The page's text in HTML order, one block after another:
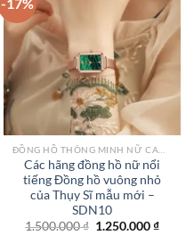
-17%
Add to
wishlist
ĐỒNG HỒ THÔNG MINH NỮ CAO CẤP NHẤT
Các hãng đồng hồ nữ nổi
tiếng Đồng hồ vuông nhỏ
của Thụy Sĩ mẫu mới –
SDN10
1.500.000₫ Giá
1.250.000₫Giá